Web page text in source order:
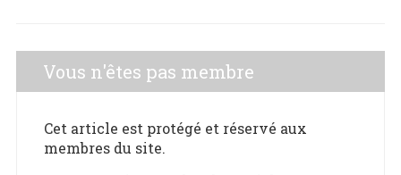
Vous n'êtes pas membre
Cet article est protégé et réservé aux
membres du site.